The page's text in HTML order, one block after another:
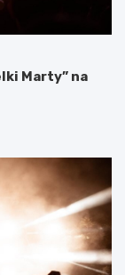
Marty” na